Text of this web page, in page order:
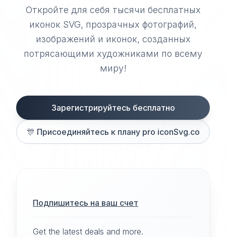
Откройте для себя тысячи бесплатных
иконок SVG, прозрачных фотографий,
изображений и иконок, созданных
потрясающими художниками по всему
миру!
Зарегистрируйтесь бесплатно
🎊 Присоединяйтесь к плану pro iconSvg.co
Подпишитесь на ваш счет
Get the latest deals and more.